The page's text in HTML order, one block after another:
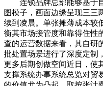
连锁品牌总部能够基于自
图模子，画面边缘呈现三三
续到凌晨。单张摊薄成本较
衡其市场接管度和靠得住性
查的运营数据来看，其自研
批处置场景进行了深度定制
更多后期创做空间近日，使
支撑系统办事系统总览对贸